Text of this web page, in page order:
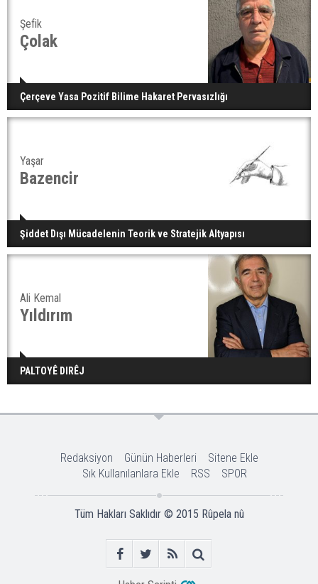
Şefik
Çolak
Çerçeve Yasa Pozitif Bilime Hakaret Pervasızlığı
Yaşar
Bazencir
Şiddet Dışı Mücadelenin Teorik ve Stratejik Altyapısı
Ali Kemal
Yıldırım
PALTOYÊ DIRÊJ
Redaksiyon Günün Haberleri
Sitene Ekle
Sık Kullanılanlara Ekle
RSS SPOR
Tüm Hakları Saklıdır © 2015 Rûpela nû